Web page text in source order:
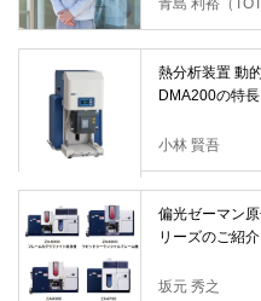
熱分析装置 動
DMA200の特
小林 賢吾
偏光ゼーマン
リーズのご紹介
坂元 秀之